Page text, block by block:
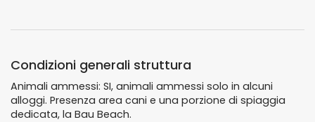
Condizioni generali struttura
Animali ammessi: SI, animali ammessi solo in alcuni
alloggi. Presenza area cani e una porzione di spiaggia
dedicata, la Bau Beach.